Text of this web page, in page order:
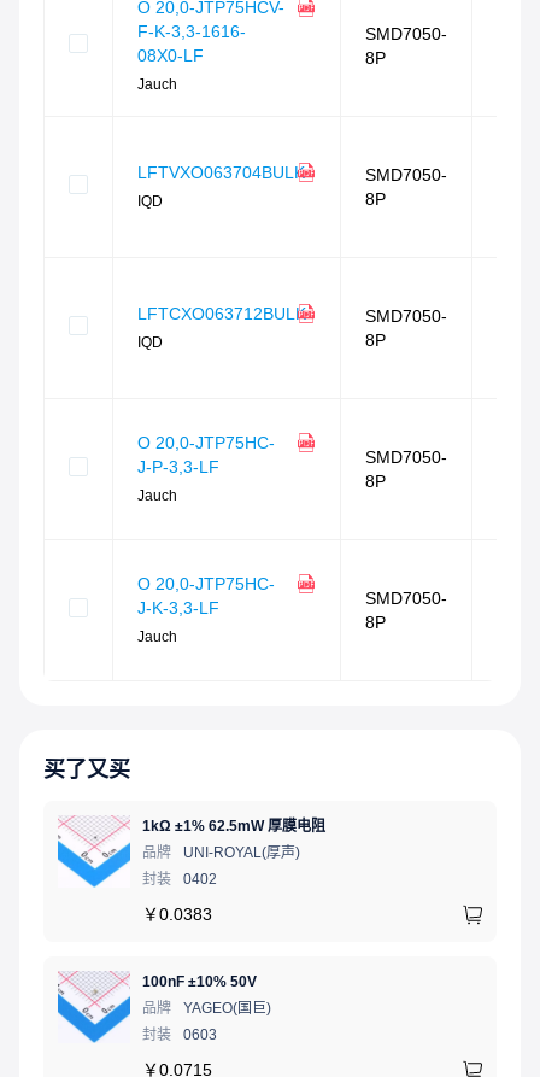
O 20,0-JTP75HCV-
F-K-3,3-1616-
08X0-LF
Jauch
SMD7050-
8P
LFTVXO063704BULK
IQD
SMD7050-
8P
LFTCXO063712BULK
IQD
SMD7050-
8P
O 20,0-JTP75HC-
J-P-3,3-LF
Jauch
SMD7050-
8P
O 20,0-JTP75HC-
J-K-3,3-LF
Jauch
SMD7050-
8P
买了又买
1kΩ ±1% 62.5mW 厚膜电阻
品牌
UNI-ROYAL(厚声)
封装
0402
￥0.0383
100nF ±10% 50V
品牌
YAGEO(国巨)
封装
0603
￥0.0715